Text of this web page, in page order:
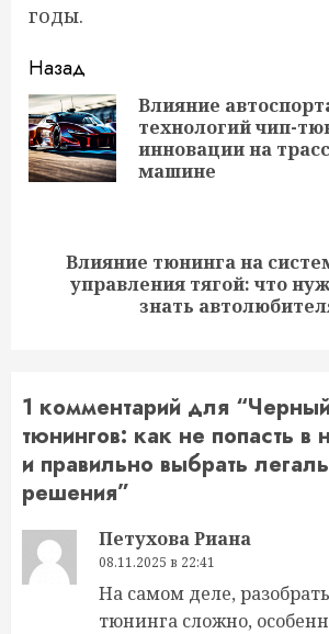
годы.
Продолжить
чтение
Назад
Влияние
технологий чип-
инновации на
машине
Следующая
Влияние тюнинга на
управления тягой: что
знать
1 комментарий для “
тюнингов: как не попасть в
и правильно выбрать
решения”
Петухова Риана
08.11.2025 в 22:41
На самом деле,
тюнинга сложно,